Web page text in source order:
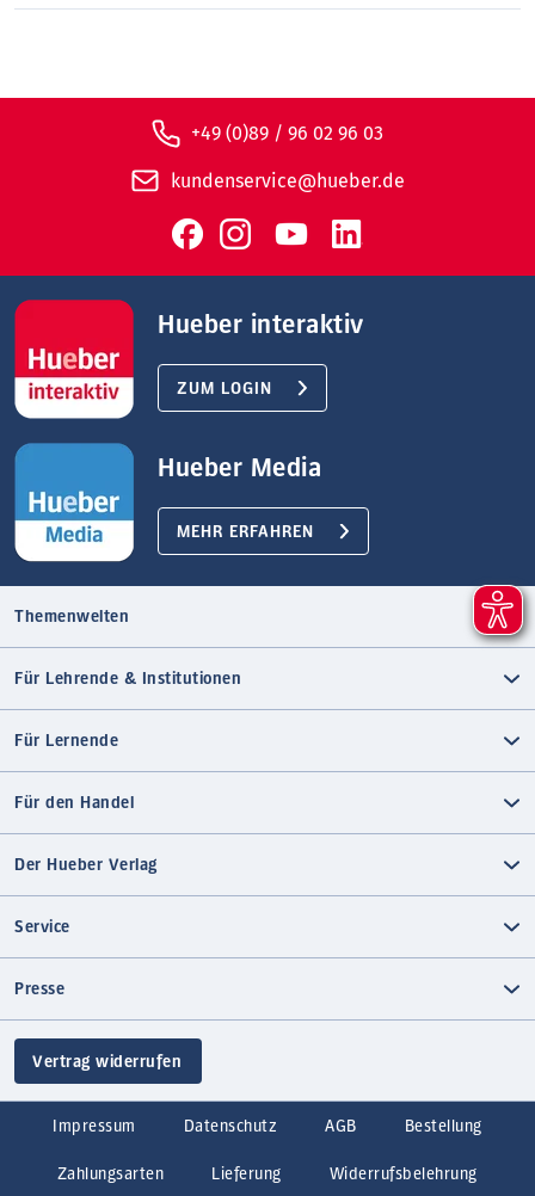
+49 (0)89 / 96 02 96 03
kundenservice@hueber.de
Hueber interaktiv
ZUM LOGIN
Hueber Media
MEHR ERFAHREN
Themenwelten
Für Lehrende & Institutionen
Für Lernende
Für den Handel
Der Hueber Verlag
Service
Presse
Vertrag widerrufen
Impressum Datenschutz AGB Bestellung
Zahlungsarten Lieferung Widerrufsbelehrung